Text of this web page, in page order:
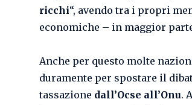
ricchi“, avendo tra i propri
economiche – in maggior
Anche per questo molte
duramente per spostare il
tassazione dall’Ocse all’Onu.